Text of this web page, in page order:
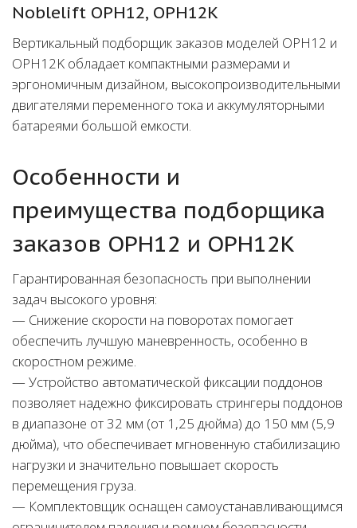
Noblelift OPH12, OPH12K
Вертикальный подборщик заказов моделей OPH12 и
OPH12K обладает компактными размерами и
эргономичным дизайном, высокопроизводительными
двигателями переменного тока и аккумуляторными
батареями большой емкости.
Особенности и
преимущества подборщика
заказов OPH12 и OPH12K
Гарантированная безопасность при выполнении
задач высокого уровня:
— Снижение скорости на поворотах помогает
обеспечить лучшую маневренность, особенно в
скоростном режиме.
— Устройство автоматической фиксации поддонов
позволяет надежно фиксировать стрингеры поддонов
в диапазоне от 32 мм (от 1,25 дюйма) до 150 мм (5,9
дюйма), что обеспечивает мгновенную стабилизацию
нагрузки и значительно повышает скорость
перемещения груза.
— Комплектовщик оснащен самоустанавливающимся